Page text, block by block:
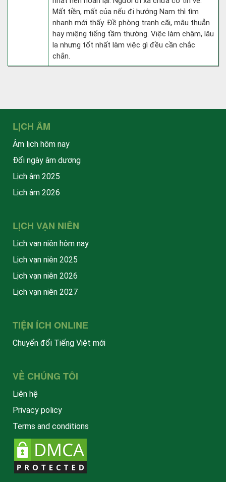
Mất tiền, mất của nếu đi hướng Nam thì tìm
nhanh mới thấy. Đề phòng tranh cãi, mâu thuẫn
hay miệng tiếng tầm thường. Việc làm chậm, lâu
la nhưng tốt nhất làm việc gì đều cần chắc
chắn.
LỊCH ÂM
Âm lịch hôm nay
Đổi ngày âm dương
Lịch âm 2025
Lịch âm 2026
LỊCH VẠN NIÊN
Lịch vạn niên hôm nay
Lịch vạn niên 2025
Lịch vạn niên 2026
Lịch vạn niên 2027
TIỆN ÍCH ONLINE
Chuyển đổi Tiếng Việt mới
VỀ CHÚNG TÔI
Liên hệ
Privacy policy
Terms and conditions